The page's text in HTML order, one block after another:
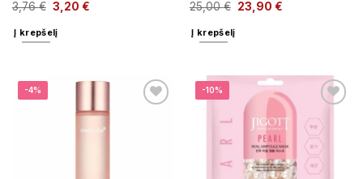
Įvertinimas:
3,76€ 3,20 €
Į krepšelį
25,00€ 23,90 €
Į krepšelį
-4% -10%